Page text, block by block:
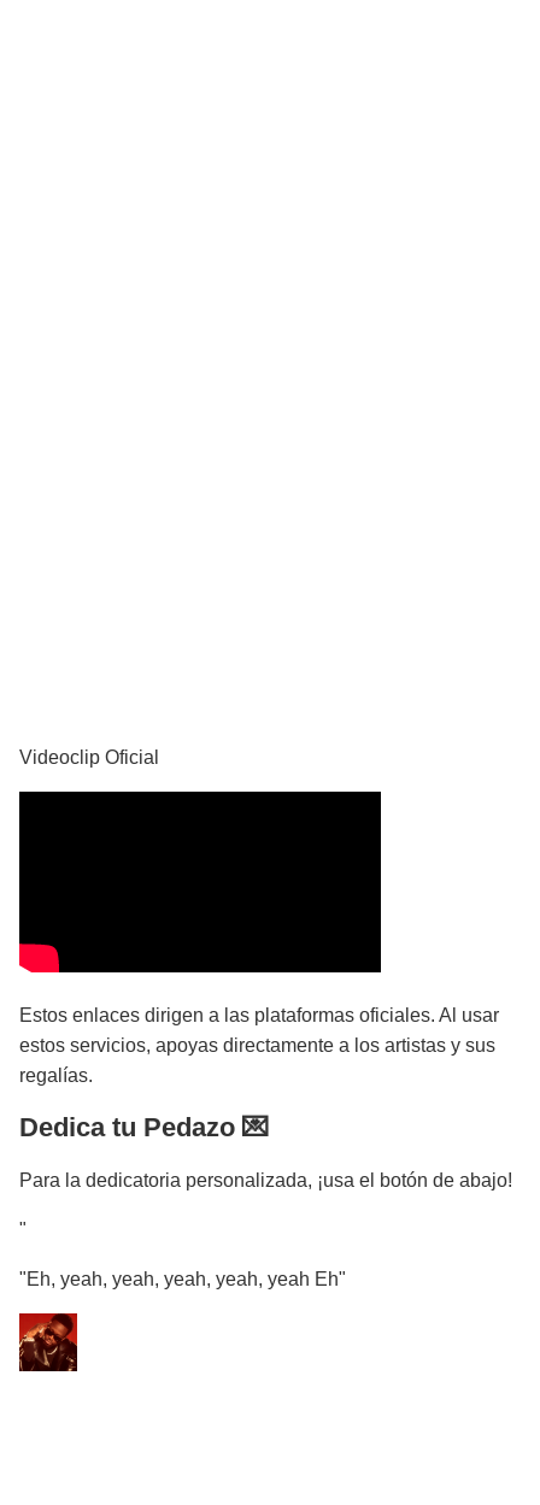
Videoclip Oficial
Estos enlaces dirigen a las plataformas oficiales. Al usar
estos servicios, apoyas directamente a los artistas y sus
regalías.
Dedica tu Pedazo 💌
Para la dedicatoria personalizada, ¡usa el botón de abajo!
"
"Eh, yeah, yeah, yeah, yeah, yeah Eh"